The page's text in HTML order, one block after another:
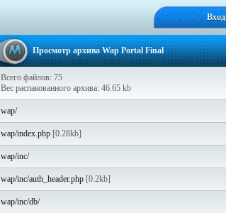
Вход
Просмотр архива Wap Portal Final
Всего файлов: 75
Вес распакованного архива: 46.65 kb
wap/
wap/index.php [0.28kb]
wap/inc/
wap/inc/auth_header.php [0.2kb]
wap/inc/db/